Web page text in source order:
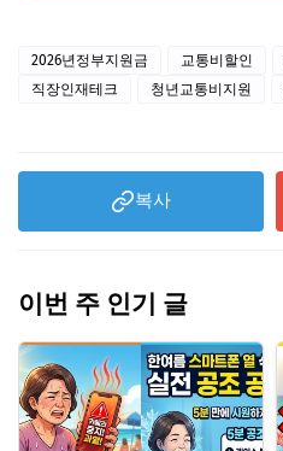
2026년정부지원금 교통비할인
직장인재테크
청년교통비지원
복사
이번 주 인기 글